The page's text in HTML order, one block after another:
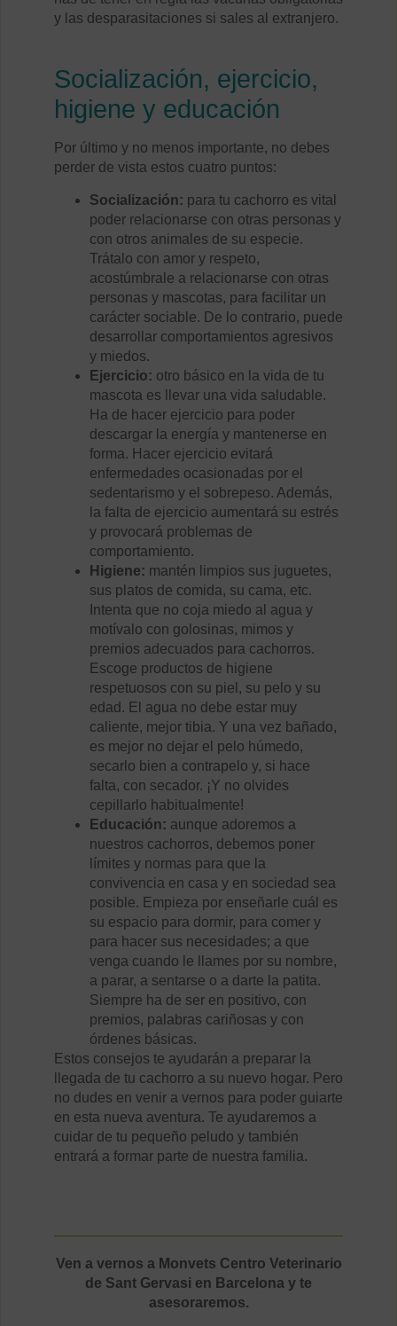
y las desparasitaciones si sales al extranjero.
Socialización, ejercicio,
higiene y educación
Por último y no menos importante, no debes
perder de vista estos cuatro puntos:
Socialización: para tu cachorro es vital
poder relacionarse con otras personas y
con otros animales de su especie.
Trátalo con amor y respeto,
acostúmbrale a relacionarse con otras
personas y mascotas, para facilitar un
carácter sociable. De lo contrario, puede
desarrollar comportamientos agresivos
y miedos.
Ejercicio: otro básico en la vida de tu
mascota es llevar una vida saludable.
Ha de hacer ejercicio para poder
descargar la energía y mantenerse en
forma. Hacer ejercicio evitará
enfermedades ocasionadas por el
sedentarismo y el sobrepeso. Además,
la falta de ejercicio aumentará su estrés
y provocará problemas de
comportamiento.
Higiene: mantén limpios sus juguetes,
sus platos de comida, su cama, etc.
Intenta que no coja miedo al agua y
motívalo con golosinas, mimos y
premios adecuados para cachorros.
Escoge productos de higiene
respetuosos con su piel, su pelo y su
edad. El agua no debe estar muy
caliente, mejor tibia. Y una vez bañado,
es mejor no dejar el pelo húmedo,
secarlo bien a contrapelo y, si hace
falta, con secador. ¡Y no olvides
cepillarlo habitualmente!
Educación: aunque adoremos a
nuestros cachorros, debemos poner
límites y normas para que la
convivencia en casa y en sociedad sea
posible. Empieza por enseñarle cuál es
su espacio para dormir, para comer y
para hacer sus necesidades; a que
venga cuando le llames por su nombre,
a parar, a sentarse o a darte la patita.
Siempre ha de ser en positivo, con
premios, palabras cariñosas y con
órdenes básicas.
Estos consejos te ayudarán a preparar la
llegada de tu cachorro a su nuevo hogar. Pero
no dudes en venir a vernos para poder guiarte
en esta nueva aventura. Te ayudaremos a
cuidar de tu pequeño peludo y también
entrará a formar parte de nuestra familia.
Ven a vernos a Monvets Centro Veterinario
de Sant Gervasi en Barcelona y te
asesoraremos.